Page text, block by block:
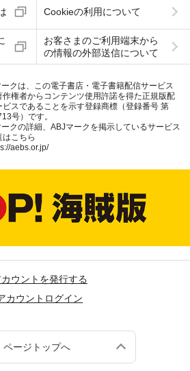
Cookieの利用について
お客さまのご利用端末から
の情報の外部送信について
クは、この電子書店・電子書籍配信サービス
作権者からコンテンツ使用許諾を得た正規版配
ビスであることを示す登録商標（登録番号 第
号）です。
クの詳細、ABJマークを掲示しているサービス
はこちら
aebs.or.jp/
ウントを発行する
カウントログイン
ページトップへ